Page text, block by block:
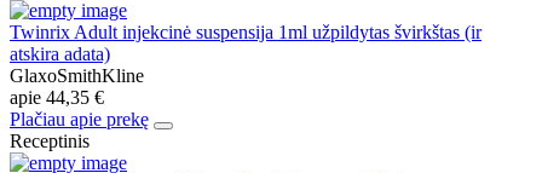
Twinrix Adult injekcinė suspensija 1ml užpildytas švirkštas (ir
atskira adata)
GlaxoSmithKline
apie 44,35 €
Plačiau apie prekę
Receptinis